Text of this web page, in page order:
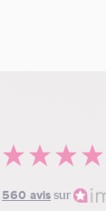
560 avis sur